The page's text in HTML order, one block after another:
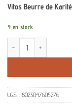
Vitos Beurre de
4 en stock
quantité de Gel à
UGS : 8023047605276